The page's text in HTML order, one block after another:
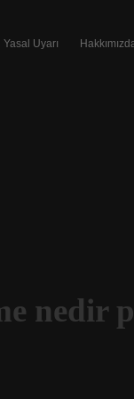
Yasal Uyarı
nedir